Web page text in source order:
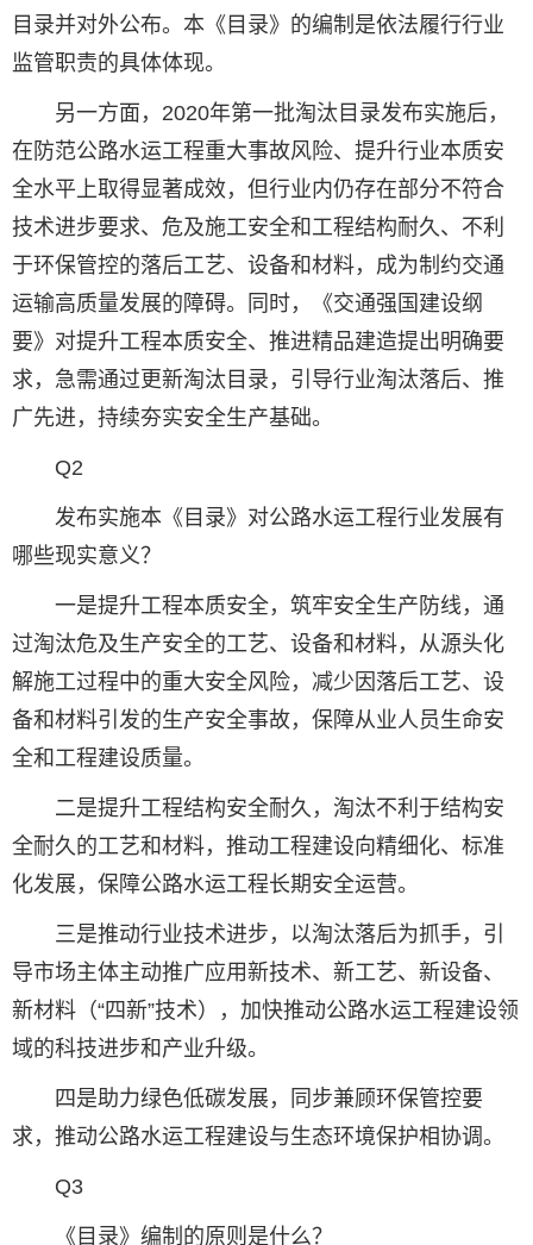
目录并对外公布。本《目录》的编制是依法履行行业
监管职责的具体体现。
另一方面，2020年第一批淘汰目录发布实施后，
在防范公路水运工程重大事故风险、提升行业本质安
全水平上取得显著成效，但行业内仍存在部分不符合
技术进步要求、危及施工安全和工程结构耐久、不利
于环保管控的落后工艺、设备和材料，成为制约交通
运输高质量发展的障碍。同时，《交通强国建设纲
要》对提升工程本质安全、推进精品建造提出明确要
求，急需通过更新淘汰目录，引导行业淘汰落后、推
广先进，持续夯实安全生产基础。
Q2
发布实施本《目录》对公路水运工程行业发展有
哪些现实意义？
一是提升工程本质安全，筑牢安全生产防线，通
过淘汰危及生产安全的工艺、设备和材料，从源头化
解施工过程中的重大安全风险，减少因落后工艺、设
备和材料引发的生产安全事故，保障从业人员生命安
全和工程建设质量。
二是提升工程结构安全耐久，淘汰不利于结构安
全耐久的工艺和材料，推动工程建设向精细化、标准
化发展，保障公路水运工程长期安全运营。
三是推动行业技术进步，以淘汰落后为抓手，引
导市场主体主动推广应用新技术、新工艺、新设备、
新材料（“四新”技术），加快推动公路水运工程建设领
域的科技进步和产业升级。
四是助力绿色低碳发展，同步兼顾环保管控要
求，推动公路水运工程建设与生态环境保护相协调。
Q3
《目录》编制的原则是什么？